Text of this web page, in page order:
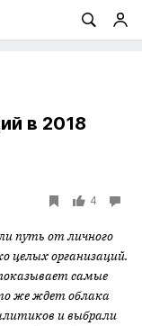
в 2018
4
путь от личного
целых организаций.
самые
же ждет облака
и выбрали